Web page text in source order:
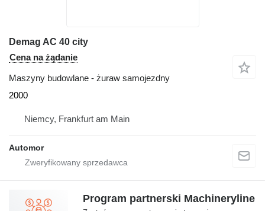
Demag AC 40 city
Cena na żądanie
Maszyny budowlane - żuraw samojezdny
2000
Niemcy, Frankfurt am Main
Automor
Program partnerski Machineryline